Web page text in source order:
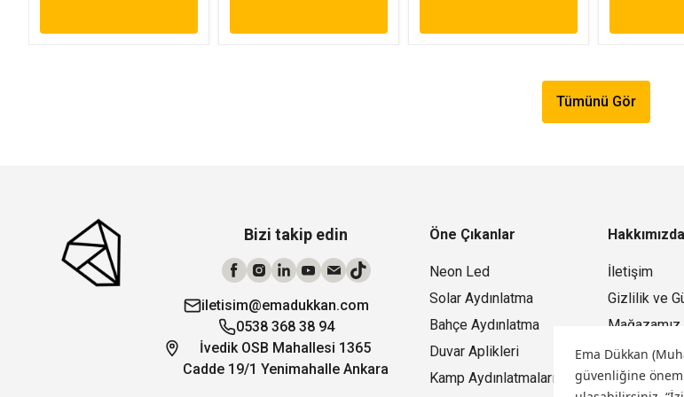
Ema Dükkan
güvenliğine
Tümünü Gör
Bizi takip edin
iletisim@emadukkan.com
0538 368 38 94
İvedik OSB Mahallesi 1365
Cadde 19/1 Yenimahalle Ankara
Öne Çıkanlar
Neon Led
Solar Aydınlatma
Bahçe Aydınlatma
Duvar Aplikleri
Kamp Aydınlatmaları
Hakkımızda
İletişim
Gizlilik ve
Mağazamız